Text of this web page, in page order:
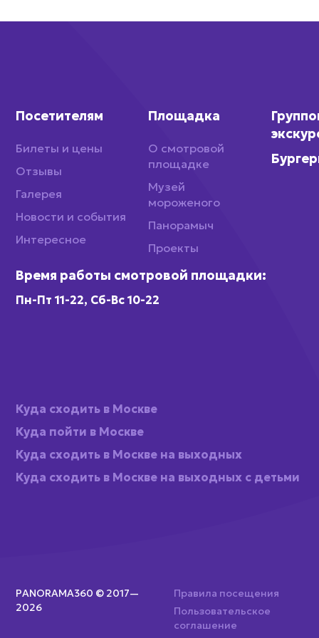
Посетителям
Билеты и цены
Отзывы
Галерея
Новости и события
Интересное
Площадка
О смотровой
площадке
Музей
мороженого
Панорамыч
Проекты
Время работы смотровой площадки:
Пн-Пт 11-22, Сб-Вс 10-22
Куда сходить в Москве
Куда пойти в Москве
Куда сходить в Москве на выходных
Куда сходить в Москве на выходных с детьми
PANORAMA360 © 2017—
2026
Правила посещения
Пользовательское
соглашение